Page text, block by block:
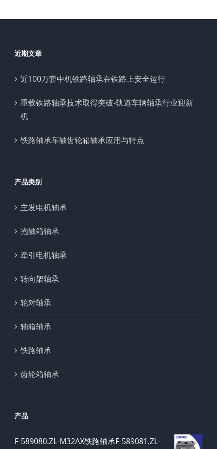
近期文章
近100万套中机铁路轴承在铁路上安全运行
重载铁路轴承技术取得突破-轨道车辆轴承行业迎新
机
铁路轴承车轴齿轮箱轴承应用与特点
产品类别
主发电机轴承
抱轴箱轴承
牵引电机轴承
转向架轴承
轮对轴承
轴箱轴承
铁路轴承
齿轮箱轴承
产品
F-589080.ZL-M32AX铁路轴承F-589081.ZL-